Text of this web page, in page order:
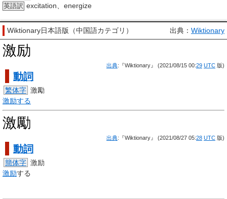
英語訳 excitation、energize
Wiktionary日本語版（中国語カテゴリ） 出典： Wiktionary
激励
出典:『Wiktionary』 (2021/08/15 00:29 UTC 版)
動詞
繁体字 激勵
激励する
激勵
出典:『Wiktionary』 (2021/08/27 05:28 UTC 版)
動詞
簡体字 激励
激励する